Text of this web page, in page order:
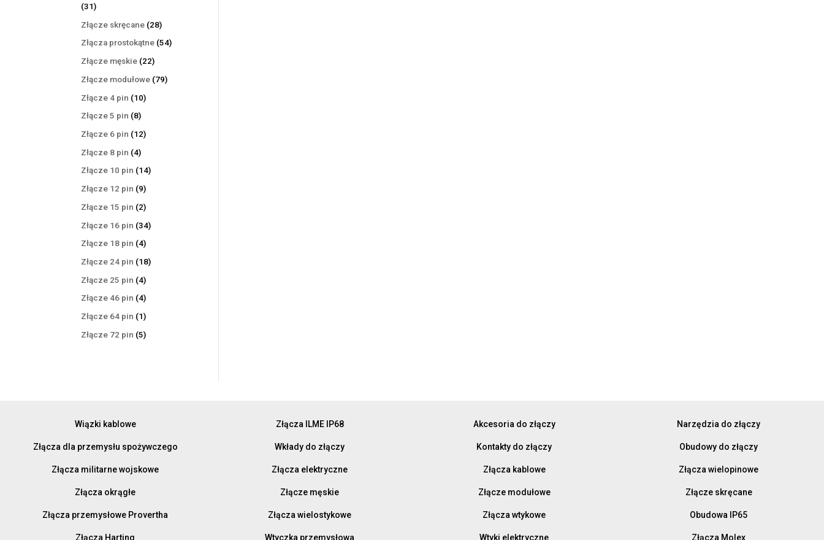
3131
produktów
Złącze skręcane 2828
produktów
Złącza prostokątne 5454
Złącze męskie 2222
produkty
Złącze modułowe 7979
Złącze 4 pin 1010
Złącze 5 pin 88
produktów
Złącze 6 pin 1212
Złącze 8 pin 44
produkty
Złącze 10 pin 1414
Złącze 12 pin 99
produktów
Złącze 15 pin 22
produkty
Złącze 16 pin 3434
Złącze 18 pin 44
produkty
Złącze 24 pin 1818
Złącze 25 pin 44
produkty
Złącze 46 pin 44
produkty
Złącze 64 pin 11
produkt
Złącze 72 pin 55
Wiązki kablowe
Złącza dla przemysłu spożywczego
Złącza militarne wojskowe
Złącza okrągłe
Złącza przemysłowe Provertha
Złącza Harting
Złącza ILME IP68
Wkłady do złączy
Złącza elektryczne
Złącze męskie
Złącza wielostykowe
Wtyczka przemysłowa
Akcesoria do złączy
Kontakty do złączy
Złącza kablowe
Złącze modułowe
Złącza wtykowe
Wtyki elektryczne
Narzędzia do złączy
Obudowy do złączy
Złącza wielopinowe
Złącze skręcane
Obudowa IP65
Złącza Molex